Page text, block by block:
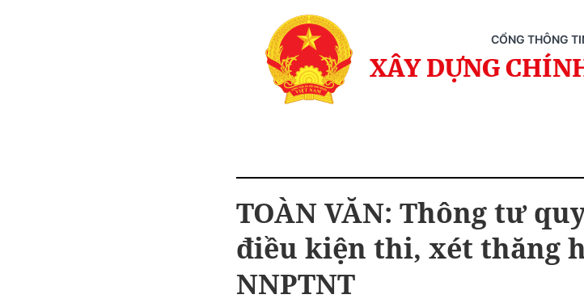
CỔNG THÔNG
XÂY DỰNG
TOÀN VĂN: Thông tư
điều kiện thi, xét thăng
NNPTNT